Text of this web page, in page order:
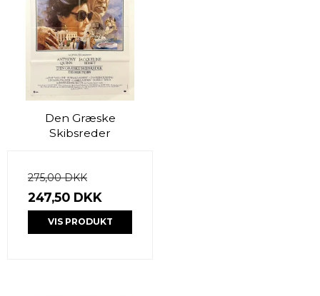
Den Græske
Skibsreder
275,00 DKK
247,50 DKK
VIS PRODUKT